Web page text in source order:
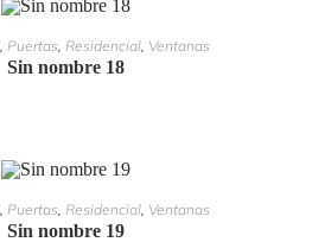
LEER MÁS
, Puertas, Residencial, Ventanas
Sin nombre 18
LEER MÁS
Puertas Residencial Ventanas
Sin nombre 19